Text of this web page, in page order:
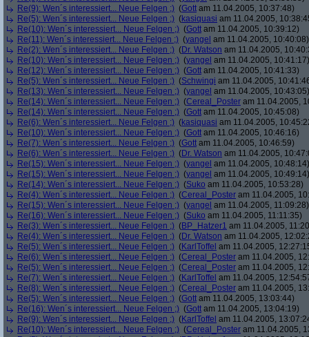
Re(9): Wen´s interessiert... Neue Felgen ;) (Gott am 11.04.2005, 10:37:48)
Re(5): Wen´s interessiert... Neue Felgen ;) (kasiquasi am 11.04.2005,
Re(10): Wen´s interessiert... Neue Felgen ;) (Gott am 11.04.2005, 10:39:12)
Re(11): Wen´s interessiert... Neue Felgen ;) (yangel am 11.04.2005, 10:40:08)
Re(2): Wen´s interessiert... Neue Felgen ;) (Dr. Watson am 11.04.2005,
Re(10): Wen´s interessiert... Neue Felgen ;) (yangel am 11.04.2005, 10:41:17)
Re(12): Wen´s interessiert... Neue Felgen ;) (Gott am 11.04.2005, 10:41:33)
Re(5): Wen´s interessiert... Neue Felgen ;) (Schwingi am 11.04.2005,
Re(13): Wen´s interessiert... Neue Felgen ;) (yangel am 11.04.2005, 10:43:05)
Re(14): Wen´s interessiert... Neue Felgen ;) (Cereal_Poster am 11.04.2005,
Re(14): Wen´s interessiert... Neue Felgen ;) (Gott am 11.04.2005, 10:45:08)
Re(6): Wen´s interessiert... Neue Felgen ;) (kasiquasi am 11.04.2005,
Re(10): Wen´s interessiert... Neue Felgen ;) (Gott am 11.04.2005, 10:46:16)
Re(7): Wen´s interessiert... Neue Felgen ;) (Gott am 11.04.2005, 10:46:59)
Re(6): Wen´s interessiert... Neue Felgen ;) (Dr. Watson am 11.04.2005,
Re(15): Wen´s interessiert... Neue Felgen ;) (yangel am 11.04.2005, 10:48:14)
Re(15): Wen´s interessiert... Neue Felgen ;) (yangel am 11.04.2005, 10:49:14)
Re(14): Wen´s interessiert... Neue Felgen ;) (Suko am 11.04.2005, 10:53:28)
Re(4): Wen´s interessiert... Neue Felgen ;) (Cereal_Poster am 11.04.2005,
Re(15): Wen´s interessiert... Neue Felgen ;) (yangel am 11.04.2005, 11:09:28)
Re(16): Wen´s interessiert... Neue Felgen ;) (Suko am 11.04.2005, 11:11:35)
Re(3): Wen´s interessiert... Neue Felgen ;) (BP_Hatzer1 am 11.04.2005,
Re(4): Wen´s interessiert... Neue Felgen ;) (Dr. Watson am 11.04.2005,
Re(5): Wen´s interessiert... Neue Felgen ;) (KarlToffel am 11.04.2005,
Re(6): Wen´s interessiert... Neue Felgen ;) (Cereal_Poster am 11.04.2005,
Re(5): Wen´s interessiert... Neue Felgen ;) (Cereal_Poster am 11.04.2005,
Re(7): Wen´s interessiert... Neue Felgen ;) (KarlToffel am 11.04.2005,
Re(8): Wen´s interessiert... Neue Felgen ;) (Cereal_Poster am 11.04.2005,
Re(5): Wen´s interessiert... Neue Felgen ;) (Gott am 11.04.2005, 13:03:44)
Re(16): Wen´s interessiert... Neue Felgen ;) (Gott am 11.04.2005, 13:04:19)
Re(9): Wen´s interessiert... Neue Felgen ;) (KarlToffel am 11.04.2005,
Re(10): Wen´s interessiert... Neue Felgen ;) (Cereal_Poster am 11.04.2005,